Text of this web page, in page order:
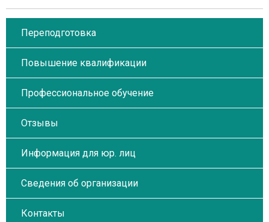
Переподготовка
Повышение квалификации
Профессиональное обучение
Отзывы
Информация для юр. лиц
Сведения об организации
Контакты